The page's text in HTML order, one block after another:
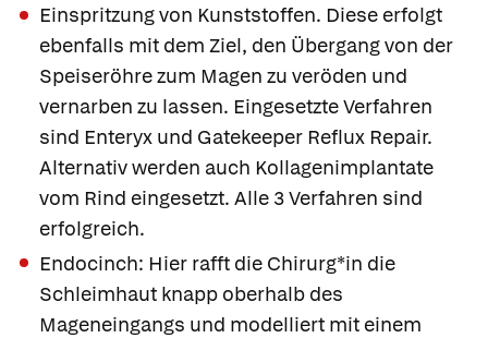
Einspritzung von Kunststoffen. Diese erfolgt
ebenfalls mit dem Ziel, den Übergang von der
Speiseröhre zum Magen zu veröden und
vernarben zu lassen. Eingesetzte Verfahren
sind Enteryx und Gatekeeper Reflux Repair.
Alternativ werden auch Kollagenimplantate
vom Rind eingesetzt. Alle 3 Verfahren sind
erfolgreich.
Endocinch: Hier rafft die Chirurg*in die
Schleimhaut knapp oberhalb des
Mageneingangs und modelliert mit einem